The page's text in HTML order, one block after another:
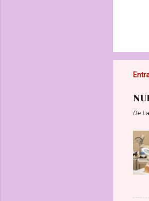
De